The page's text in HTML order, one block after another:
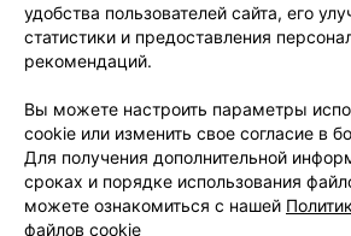
ДОБАВИТЬ ОТЗЫВ
Я даю Согласие на обработку
Нажимая кнопку «Добавить отзыв», вы принимаете
удобства пользователей сайта, его
статистики и предоставления
рекомендаций.
Вы можете настроить параметры
cookie или изменить свое согласие в
Для получения дополнительной
сроках и порядке использования
можете ознакомиться с нашей
файлов cookie